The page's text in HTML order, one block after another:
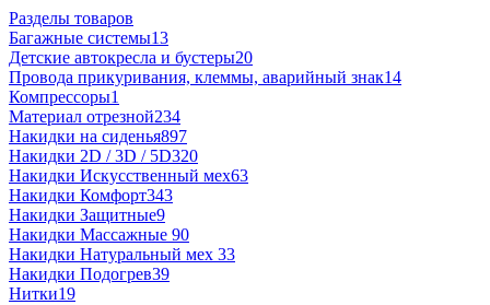
Разделы товаров
Багажные системы13
Детские автокресла и бустеры20
Провода прикуривания, клеммы, аварийный знак14
Компрессоры1
Материал отрезной234
Накидки на сиденья897
Накидки 2D / 3D / 5D320
Накидки Искусственный мех63
Накидки Комфорт343
Накидки Защитные9
Накидки Массажные 90
Накидки Натуральный мех 33
Накидки Подогрев39
Нитки19